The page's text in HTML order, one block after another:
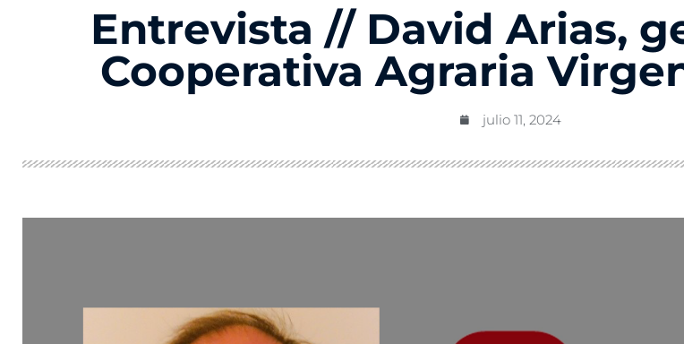
Entrevista // David Arias,
Cooperativa Agraria
julio 11, 2024